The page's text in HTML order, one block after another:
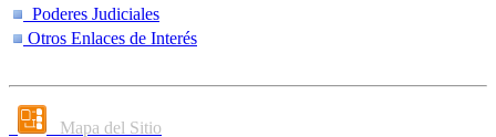
Poderes Judiciales
Otros Enlaces de Interés
Mapa del Sitio